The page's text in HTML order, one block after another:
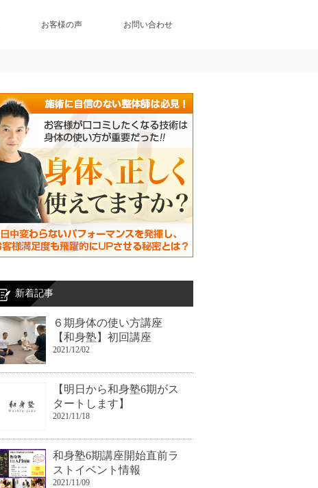
お客様の声 お問い合わせ
新着記事
６期身体の使い方講座
【和身塾】初回講座
2021/12/02
【明日から和身塾6期がス
タートします】
2021/11/18
和身塾6期講座開始直前ラ
ストイベント情報
2021/11/09